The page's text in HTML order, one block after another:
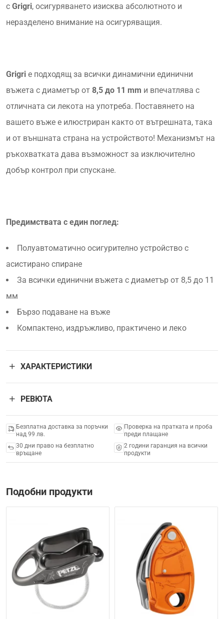
с Grigri, осигуряването изисква абсолютното и
неразделено внимание на осигуряващия.
Grigri е подходящ за всички динамични единични
въжета с диаметър от 8,5 до 11 mm и впечатлява с
отличната си лекота на употреба. Поставянето на
вашето въже е илюстриран както от вътрешната, така
и от външната страна на устройството! Механизмът на
ръкохватката дава възможност за изключително
добър контрол при спускане.
Предимствата с един поглед:
Полуавтоматично осигурително устройство с
асистирано спиране
За всички единични въжета с диаметър от 8,5 до 11
мм
Бързо подаване на въже
Компактено, издръжливо, практичено и леко
ХАРАКТЕРИСТИКИ
РЕВЮТА
Безплатна доставка за поръчки
над 99 лв.
Проверка на пратката и проба
преди плащане
30 дни право на безплатно
връщане
2 години гаранция на всички
продукти
Подобни продукти